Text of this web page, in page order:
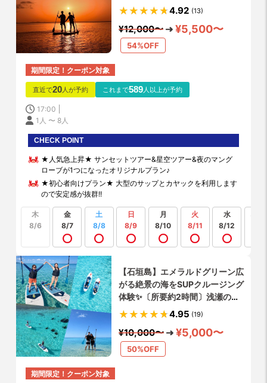
凝縮!!♪選んで遊ぶ【カヌーorサ
4.92 (13)
¥12,000〜 ¥5,500〜
54%OFF
期間限定！クーポン対象
直近で20人が予約 これまで589人以上が予約
17:00
1人 〜 8人
CHECK POINT
★人気急上昇★ サンセットツアー&星空ツアー&夜のマング
ローブが1つになったオリジナルプラン♪
★初心者向けプラン★ 大型のサップとカヤックを利用します
ので安定感が抜群!!
木
8/6
金
8/7
土
8/8
日
8/9
月
8/10
火
8/11
水
8/12
【石垣島】エメラルドグリーン広
がる絶景の海をSUPクルージング
体験✨〔所要約2時間〕浅瀬の砂
地にあるウミガメの産卵ポイント
洗い全て完備！写真動画データ無
料お渡し！
4.95 (19)
¥10,000〜 ¥5,000〜
50%OFF
期間限定！クーポン対象